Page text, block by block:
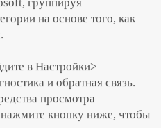
на основе того, как
в Настройки>
и обратная связь.
просмотра
кнопку ниже, чтобы